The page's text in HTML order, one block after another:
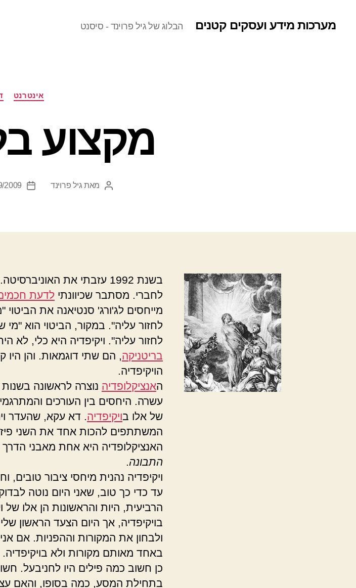
מערכות מידע ועסקים קטנים הבלוג של גיל פרוינד - סיסנט
אינטרנט
מקצוע
המחבר
מאת גיל פרוינד
תאריך
2009
בשנת 1992 עזבתי את האוניברסיטה.
לחברי. מסתבר שכיוונתי לדעת
מייחסים לג'ורג' סנטיאנה את הביטוי
לחזור עליה". במקור, הביטוי הוא
לחזור עליה". ויקיפדיה היא כלי, לא
בריטניקה , הם שתי דוגמאות. והן היו
הויקיפדיה.
האנציקלופדיה נוצרה לראשונה
עשרה. היחסים בין העורכים
של אלו בויקיפדיה . דא עקא, שהעדר
המשתתפים להכות אחד את השני
האנציקלופדיה היא אחת מאבני
התבונה
ויקיפדיה נהנית מיחסי ציבור
עד כדי כך טוב, שאני היום נוטה
הרביעית, היות והראשונות הן אלו
בויקיפדיה, אך היום הצעד הראשון
ולבחון את המקורות וההפניות. אם
באחד מאותם מקורות ולא בויקיפדיה.
כן חשוב כמה פילים היו לחניבעל.
בתחילת המסע, כמה בסופו, והאם